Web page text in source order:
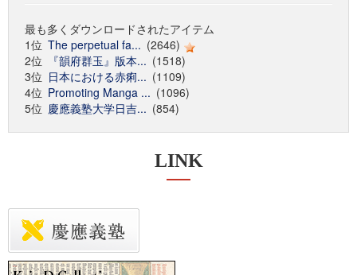
最も多くダウンロードされたアイテム
1位 The perpetual fa... (2646)
2位
『韻府群玉』版本... (1518)
3位 日本における赤痢... (1109)
4位 Promoting Manga ... (1096)
5位 慶應義塾大学日吉... (854)
LINK